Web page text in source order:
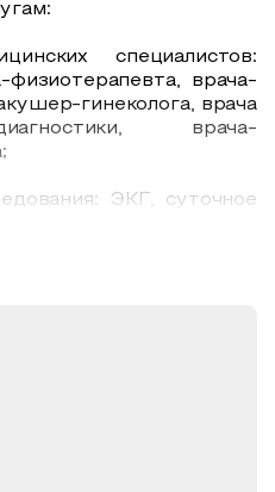
специалистов:
физиотерапевта, врача-
гинеколога, врача
врача-
ЭКГ, суточное
и АД по Холтеру, ЭХО
велоэргометрия;